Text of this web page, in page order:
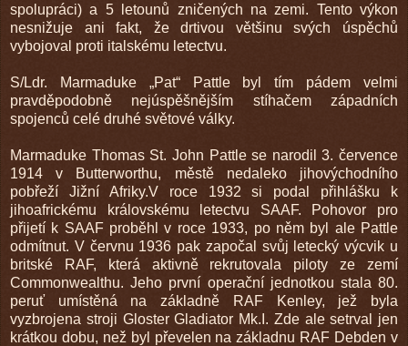
spolupráci) a 5 letounů zničených na zemi. Tento výkon
nesnižuje ani fakt, že drtivou většinu svých úspěchů
vybojoval proti italskému letectvu.
S/Ldr. Marmaduke „Pat“ Pattle byl tím pádem velmi
pravděpodobně nejúspěšnějším stíhačem západních
spojenců celé druhé světové války.
Marmaduke Thomas St. John Pattle se narodil 3. července
1914 v Butterworthu, městě nedaleko jihovýchodního
pobřeží Jižní Afriky.V roce 1932 si podal přihlášku k
jihoafrickému královskému letectvu SAAF. Pohovor pro
přijetí k SAAF proběhl v roce 1933, po něm byl ale Pattle
odmítnut. V červnu 1936 pak započal svůj letecký výcvik u
britské RAF, která aktivně rekrutovala piloty ze zemí
Commonwealthu. Jeho první operační jednotkou stala 80.
peruť umístěná na základně RAF Kenley, jež byla
vyzbrojena stroji Gloster Gladiator Mk.I. Zde ale setrval jen
krátkou dobu, než byl převelen na základnu RAF Debden v